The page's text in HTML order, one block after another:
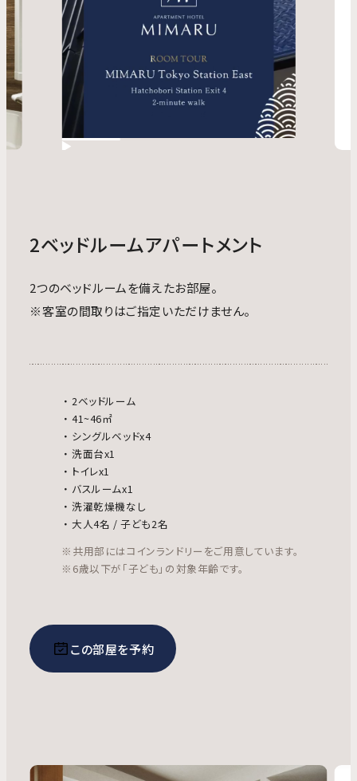
2ベッドルームアパートメント
2つのベッドルームを備えたお部屋。
※客室の間取りはご指定いただけません。
2ベッドルーム
41~46㎡
シングルベッドx4
洗面台x1
トイレx1
バスルームx1
洗濯乾燥機なし
大人4名 / 子ども2名
※共用部にはコインランドリーをご用意しています。
※6歳以下が「子ども」の対象年齢です。
この部屋を予約